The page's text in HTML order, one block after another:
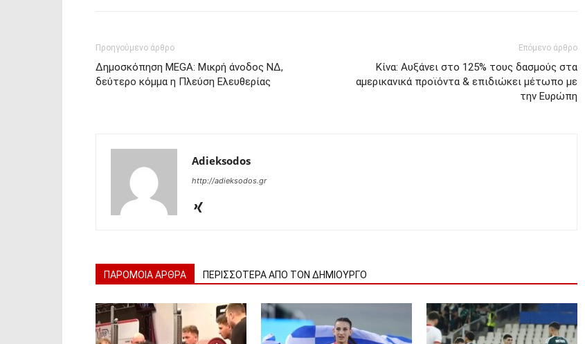
Προηγούμενο άρθρο
Δημοσκόπηση MEGA: Μικρή άνοδος ΝΔ,
δεύτερο κόμμα η Πλεύση Ελευθερίας
Επόμενο άρθρο
Κίνα: Αυξάνει στο 125% τους δασμούς στα
αμερικανικά προϊόντα & επιδιώκει μέτωπο με
την Ευρώπη
Adieksodos
http://adieksodos.gr
ΠΑΡΟΜΟΙΑ ΑΡΘΡΑ ΠΕΡΙΣΣΟΤΕΡΑ ΑΠΟ ΤΟΝ ΔΗΜΙΟΥΡΓΟ